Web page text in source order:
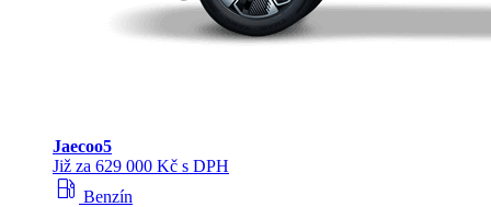
Jaecoo5
Již za 629 000 Kč s DPH
local_gas_station Benzín